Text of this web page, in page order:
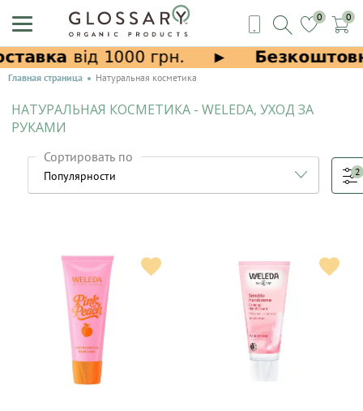
0 0
Главная страница Натуральная косметика
НАТУРАЛЬНАЯ КОСМЕТИКА - WELEDA, УХОД ЗА
РУКАМИ
Сортировать по
2